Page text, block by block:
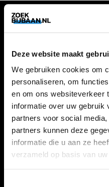
Deze website maakt
We gebruiken cookies om
personaliseren, om
en om ons websiteverkeer
informatie over uw gebruik
partners voor social
partners kunnen deze
informatie die u aan ze
verzameld op basis van
ZOEKBIJBAAN
FAQ
Kennis maken met MELON
VACATURES
Alle vacatures